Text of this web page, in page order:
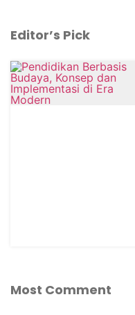
Editor’s Pick
Most Comment